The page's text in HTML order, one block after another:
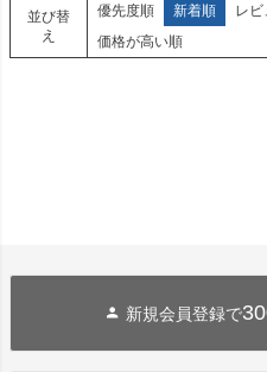
並び替
え
優先度順 新着順 レビ
価格が高い順
新規会員登録で